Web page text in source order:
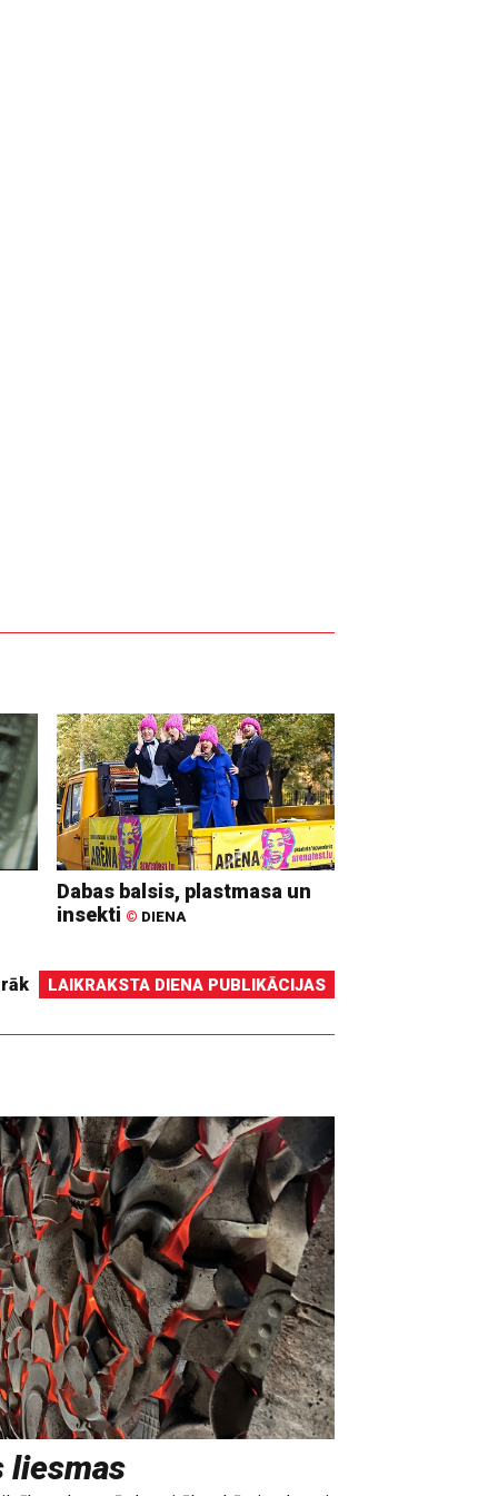
Dabas balsis, plastmasa un
insekti © DIENA
LAIKRAKSTA DIENA PUBLIKĀCIJAS
liesmas